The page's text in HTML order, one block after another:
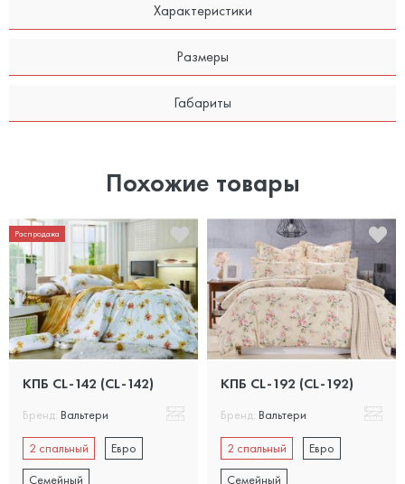
Характеристики
Размеры
Габариты
Похожие товары
Распродажа
КПБ CL-142 (CL-142)
Бренд: Вальтери
2 спальный
Евро
Семейный
КПБ CL-192 (CL-192)
Бренд: Вальтери
2 спальный
Евро
Семейный